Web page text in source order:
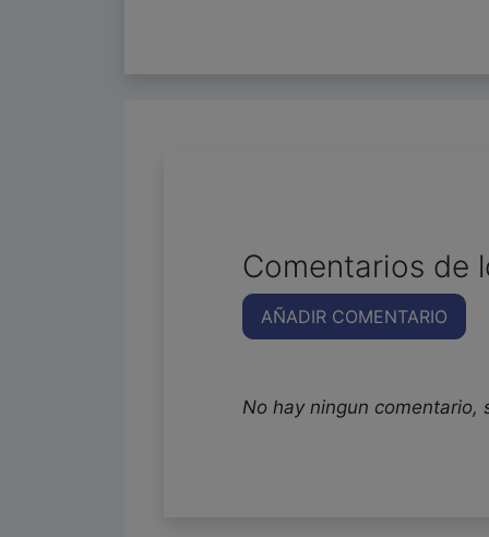
Comentarios de
AÑADIR COMENTARIO
No hay ningun comentario,